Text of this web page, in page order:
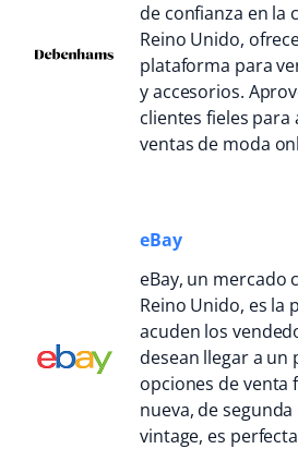
de confianza en la
Reino Unido,
plataforma para
y accesorios.
clientes fieles
ventas de moda
eBay
eBay, un mercado
Reino Unido, es la
acuden los
desean llegar a un
opciones de venta
nueva, de
vintage, es